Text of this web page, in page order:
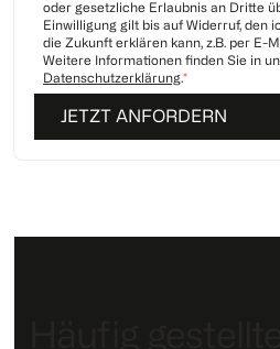
oder gesetzliche Erlaubnis an Dritte
Einwilligung gilt bis auf Widerruf, den
die Zukunft erklären kann, z.B. per E-
Weitere Informationen finden Sie in
Datenschutzerklärung.*